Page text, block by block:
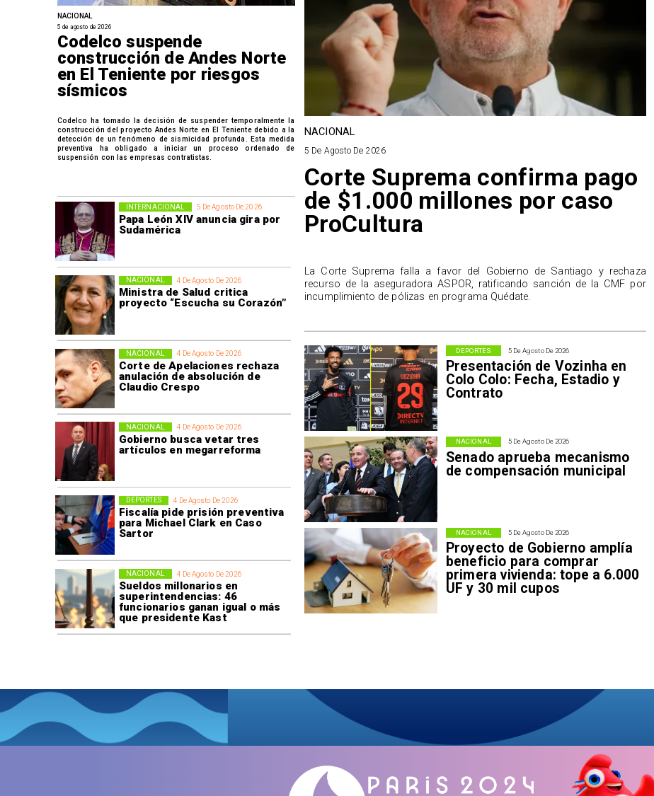
5 De Agosto De 2026
Papa León XIV anuncia gira por
Sudamérica
INTERNACIONAL
4 De Agosto De 2026
Ministra de Salud critica
proyecto “Escucha su Corazón”
NACIONAL
4 De Agosto De 2026
Corte de Apelaciones rechaza
anulación de absolución de
Claudio Crespo
NACIONAL
4 De Agosto De 2026
Gobierno busca vetar tres
artículos en megarreforma
NACIONAL
4 De Agosto De 2026
Fiscalía pide prisión preventiva
para Michael Clark en Caso
Sartor
DEPORTES
4 De Agosto De 2026
Sueldos millonarios en
superintendencias: 46
funcionarios ganan igual o más
que presidente Kast
NACIONAL
5 De Agosto De 2026
Presentación de Vozinha en
Colo Colo: Fecha, Estadio y
Contrato
DEPORTES
5 De Agosto De 2026
Senado aprueba mecanismo
de compensación municipal
NACIONAL
5 De Agosto De 2026
Proyecto de Gobierno amplía
beneficio para comprar
primera vivienda: tope a 6.000
UF y 30 mil cupos
NACIONAL
NACIONAL
5 de agosto de 2026
Codelco suspende
construcción de Andes Norte
en El Teniente por riesgos
sísmicos
Codelco ha tomado la decisión de suspender temporalmente la
construcción del proyecto Andes Norte en El Teniente debido a la
detección de un fenómeno de sismicidad profunda. Esta medida
preventiva ha obligado a iniciar un proceso ordenado de
suspensión con las empresas contratistas.
NACIONAL
5 De Agosto De 2026
Corte Suprema confirma pago
de $1.000 millones por caso
ProCultura
La Corte Suprema falla a favor del Gobierno de Santiago y rechaza
recurso de la aseguradora ASPOR, ratificando sanción de la CMF por
incumplimiento de pólizas en programa Quédate.